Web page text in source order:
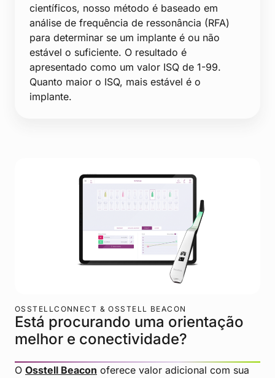
científicos, nosso método é baseado em
análise de frequência de ressonância (RFA)
para determinar se um implante é ou não
estável o suficiente. O resultado é
apresentado como um valor ISQ de 1-99.
Quanto maior o ISQ, mais estável é o
implante.
OSSTELLCONNECT & OSSTELL BEACON
Está procurando uma orientação
melhor e conectividade?
O Osstell Beacon oferece valor adicional com sua